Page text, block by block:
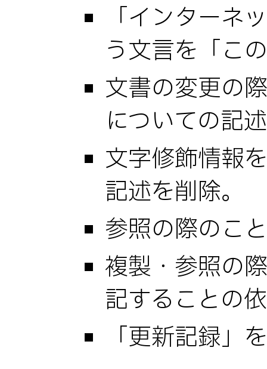
「インターネ
う文言を「こ
文書の変更の
についての記
文字修飾情報
記述を削除。
参照の際のこ
複製・参照の
記することの
「更新記録」